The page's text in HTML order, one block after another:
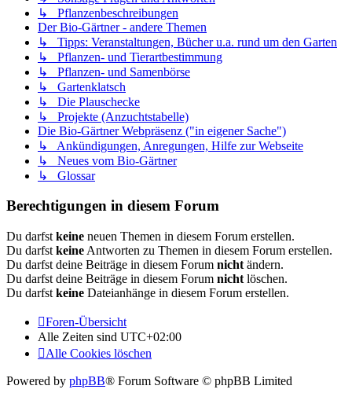
↳ Pflanzenbeschreibungen
Der Bio-Gärtner - andere Themen
↳ Tipps: Veranstaltungen, Bücher u.a. rund um den Garten
↳ Pflanzen- und Tierartbestimmung
↳ Pflanzen- und Samenbörse
↳ Gartenklatsch
↳ Die Plauschecke
↳ Projekte (Anzuchtstabelle)
Die Bio-Gärtner Webpräsenz ("in eigener Sache")
↳ Ankündigungen, Anregungen, Hilfe zur Webseite
↳ Neues vom Bio-Gärtner
↳ Glossar
Berechtigungen in diesem Forum
Du darfst keine neuen Themen in diesem Forum erstellen.
Du darfst keine Antworten zu Themen in diesem Forum erstellen.
Du darfst deine Beiträge in diesem Forum nicht ändern.
Du darfst deine Beiträge in diesem Forum nicht löschen.
Du darfst keine Dateianhänge in diesem Forum erstellen.
Foren-Übersicht
Alle Zeiten sind UTC+02:00
Alle Cookies löschen
Powered by phpBB® Forum Software © phpBB Limited